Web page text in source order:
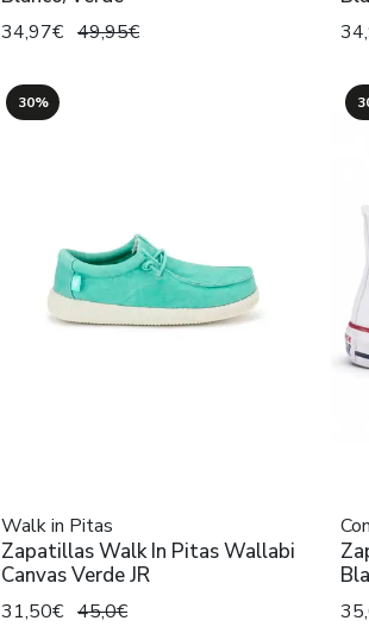
34,97€ 49,95€
30%
Walk in Pitas
Zapatillas Walk In Pitas Wallabi
Canvas Verde JR
31,50€ 45,0€